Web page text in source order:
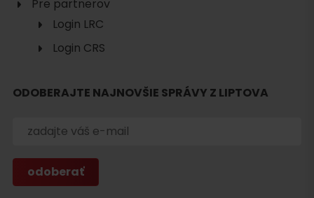
Hľadať
Pre partnerov
Login LRC
Login CRS
ODOBERAJTE NAJNOVŠIE SPRÁVY Z LIPTOVA